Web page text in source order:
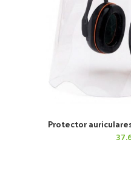
AÑADIR
Protector